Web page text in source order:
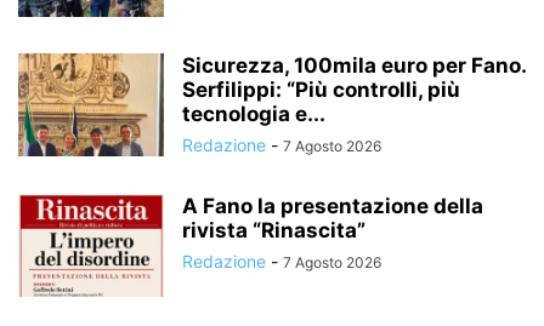
Sicurezza, 100mila euro per Fano.
Serfilippi: “Più controlli, più
tecnologia e...
Redazione - 7 Agosto 2026
A Fano la presentazione della
rivista “Rinascita”
Redazione - 7 Agosto 2026